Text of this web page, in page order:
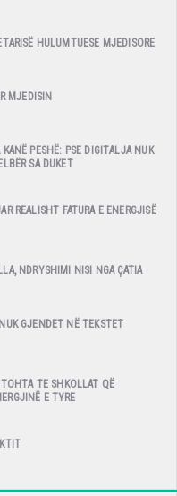
HULUMTUESE MJEDISORE
MJEDISIN
PESHË: PSE DIGITALJA NUK
SA DUKET
REALISHT FATURA E ENERGJISË
NDRYSHIMI NISI NGA ÇATIA
GJENDET NË TEKSTET
TE SHKOLLAT QË
E TYRE